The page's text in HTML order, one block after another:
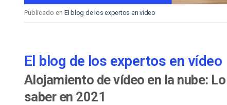
Publicado en El blog de los expertos en vídeo
El blog de los expertos en vídeo
Alojamiento de vídeo en la nube:
saber en 2021